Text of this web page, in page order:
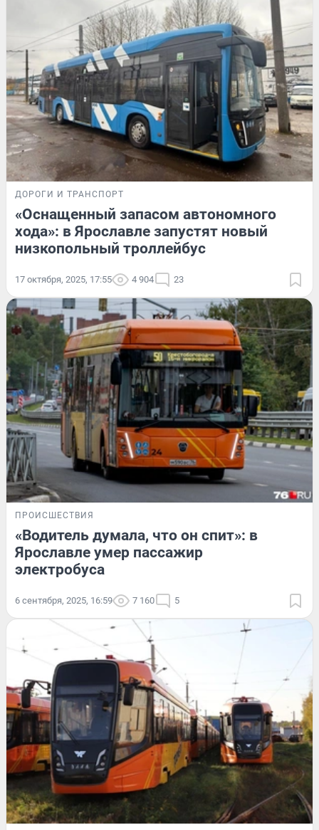
ДОРОГИ И ТРАНСПОРТ
«Оснащенный запасом автономного
хода»: в Ярославле запустят новый
низкопольный троллейбус
17 октября, 2025, 17:55 4 904 23
ПРОИСШЕСТВИЯ
«Водитель думала, что он спит»: в
Ярославле умер пассажир
электробуса
6 сентября, 2025, 16:59 7 160 5